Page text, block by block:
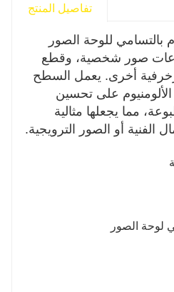
تفاصيل المنتج
بالتسامي للوحة الصور
صور شخصية، وقطع
زخرفية أخرى. يعمل السطح
على تحسين
مما يجعلها مثالية
الفنية أو الصور الترويجية.